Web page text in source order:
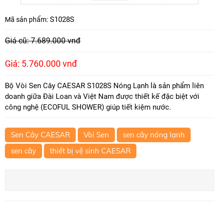
Mã sản phẩm: S1028S
Giá cũ: 7.689.000 vnđ
Giá: 5.760.000 vnđ
Bộ Vòi Sen Cây CAESAR S1028S Nóng Lạnh là sản phẩm liên
doanh giữa Đài Loan và Việt Nam được thiết kế đặc biệt với
công nghệ (ECOFUL SHOWER) giúp tiết kiệm nước.
Sen Cây CAESAR Vòi Sen
sen cây nóng lạnh
sen cây
thiết bị vệ sinh CAESAR